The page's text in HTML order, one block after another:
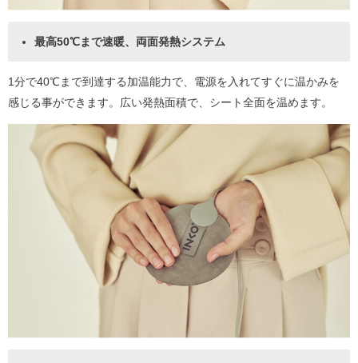
最高50℃まで速暖、両面発熱システム
1分で40℃まで到達する加温能力で、電源を入れてすぐに温かみを
感じる事ができます。広い発熱面積で、シート全面を温めます。